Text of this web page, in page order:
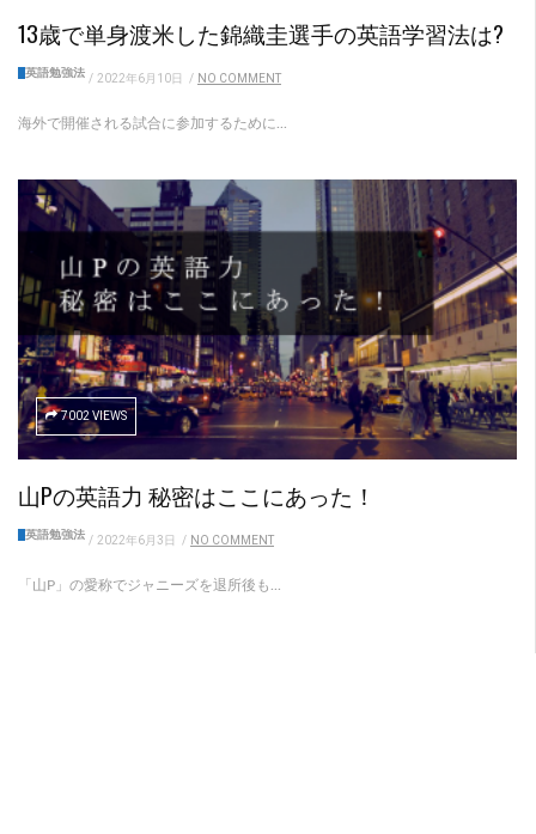
13歳で単身渡米した錦織圭選手の英語学習法は?
英語勉強法 / 2022年6月10日 / NO COMMENT
海外で開催される試合に参加するために...
7002 VIEWS
山Pの英語力 秘密はここにあった！
英語勉強法 / 2022年6月3日 / NO COMMENT
「山P」の愛称でジャニーズを退所後も...